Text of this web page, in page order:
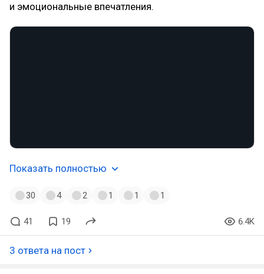
и эмоциональные впечатления.
Показать полностью
30 4 2 1 1 1
41 19 6.4K
3 ответа на пост